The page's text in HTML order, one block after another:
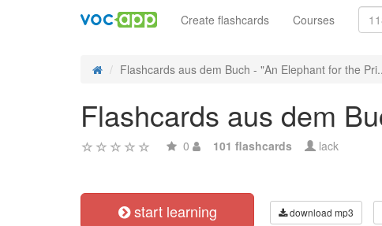
Create flashcards Courses
Flashcards aus dem Buch - "An Elephant for the
Flashcards aus dem
0 101 flashcards lack
start learning download mp3